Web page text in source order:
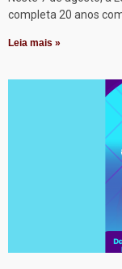
completa 20 anos
Leia mais »